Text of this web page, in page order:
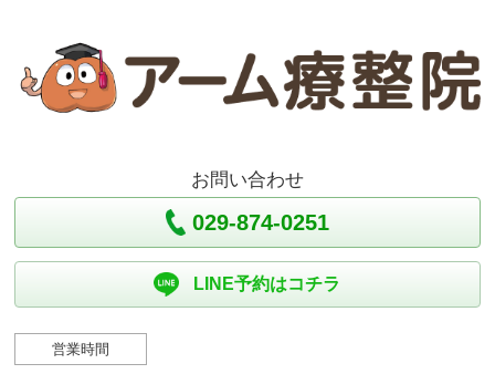
お問い合わせ
029-874-0251
LINE予約はコチラ
営業時間